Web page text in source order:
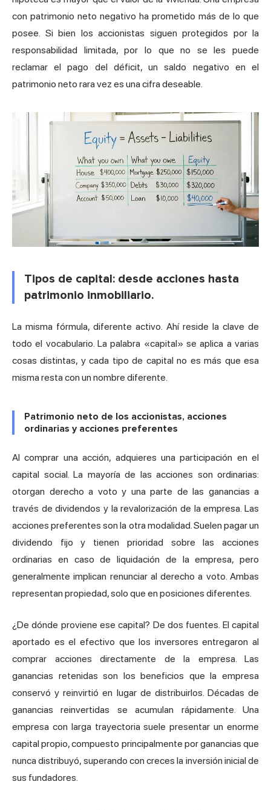
con patrimonio neto negativo ha prometido más de lo que
posee. Si bien los accionistas siguen protegidos por la
responsabilidad limitada, por lo que no se les puede
reclamar el pago del déficit, un saldo negativo en el
patrimonio neto rara vez es una cifra deseable.
Tipos de capital: desde acciones hasta
patrimonio inmobiliario.
La misma fórmula, diferente activo. Ahí reside la clave de
todo el vocabulario. La palabra «capital» se aplica a varias
cosas distintas, y cada tipo de capital no es más que esa
misma resta con un nombre diferente.
Patrimonio neto de los accionistas, acciones
ordinarias y acciones preferentes
Al comprar una acción, adquieres una participación en el
capital social. La mayoría de las acciones son ordinarias:
otorgan derecho a voto y una parte de las ganancias a
través de dividendos y la revalorización de la empresa. Las
acciones preferentes son la otra modalidad. Suelen pagar un
dividendo fijo y tienen prioridad sobre las acciones
ordinarias en caso de liquidación de la empresa, pero
generalmente implican renunciar al derecho a voto. Ambas
representan propiedad, solo que en posiciones diferentes.
¿De dónde proviene ese capital? De dos fuentes. El capital
aportado es el efectivo que los inversores entregaron al
comprar acciones directamente de la empresa. Las
ganancias retenidas son los beneficios que la empresa
conservó y reinvirtió en lugar de distribuirlos. Décadas de
ganancias reinvertidas se acumulan rápidamente. Una
empresa con larga trayectoria suele presentar un enorme
capital propio, compuesto principalmente por ganancias que
nunca distribuyó, superando con creces la inversión inicial de
sus fundadores.